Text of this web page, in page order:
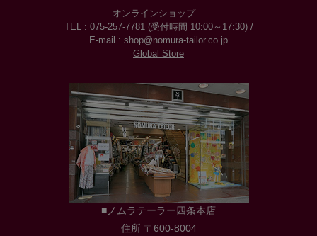
オンラインショップ
TEL : 075-257-7781 (受付時間 10:00～17:30) /
E-mail : shop@nomura-tailor.co.jp
Global Store
■ノムラテーラー四条本店
住所 〒600-8004